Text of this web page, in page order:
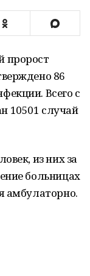
пророст
86
Всего с
10501 случай
из них за
больницах
амбулаторно.